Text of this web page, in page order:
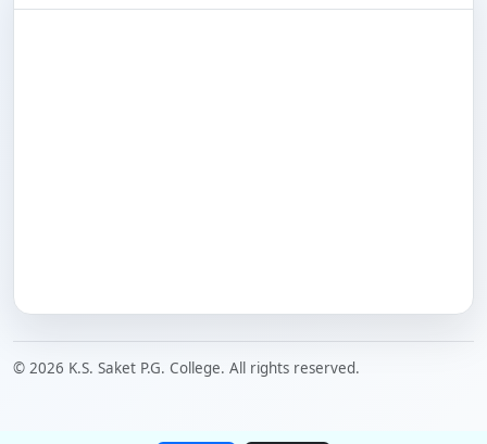
© 2026 K.S. Saket P.G. College. All rights reserved.